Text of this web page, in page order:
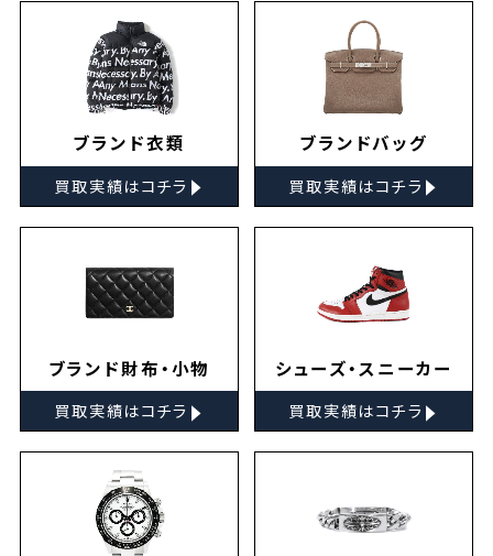
ブランド衣類
買取実績はコチラ ▸
ブランドバッグ
買取実績はコチラ ▸
ブランド財布・小物
買取実績はコチラ ▸
シューズ・スニーカー
買取実績はコチラ ▸